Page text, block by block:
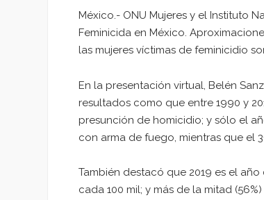
México.- ONU Mujeres y el Instituto
Feminicida en México.
las mujeres víctimas de feminicidio
En la presentación virtual, Belén
resultados como que entre 1990 y
presunción de homicidio; y sólo el
con arma de fuego, mientras que el
También destacó que 2019 es el
cada 100 mil; y más de la mitad